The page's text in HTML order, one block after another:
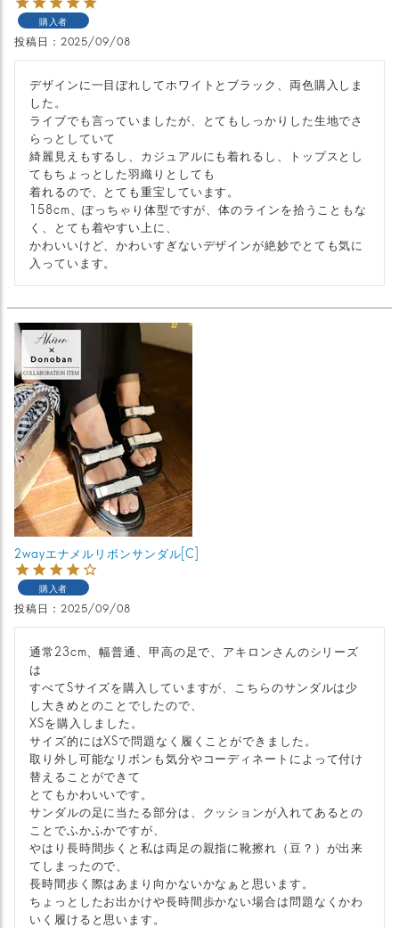
購入者
投稿日 2025/09/08
デザインに一目ぼれしてホワイトとブラック、両色購入しま
した。
ライブでも言っていましたが、とてもしっかりした生地でさ
らっとしていて
綺麗見えもするし、カジュアルにも着れるし、トップスとし
てもちょっとした羽織りとしても
着れるので、とても重宝しています。
158cm、ぽっちゃり体型ですが、体のラインを拾うこともな
く、とても着やすい上に、
かわいいけど、かわいすぎないデザインが絶妙でとても気に
入っています。
2wayエナメルリボンサンダル[C]
購入者
投稿日 2025/09/08
通常23cm、幅普通、甲高の足で、アキロンさんのシリーズ
は
すべてSサイズを購入していますが、こちらのサンダルは少
し大きめとのことでしたので、
XSを購入しました。
サイズ的にはXSで問題なく履くことができました。
取り外し可能なリボンも気分やコーディネートによって付け
替えることができて
とてもかわいいです。
サンダルの足に当たる部分は、クッションが入れてあるとの
ことでふかふかですが、
やはり長時間歩くと私は両足の親指に靴擦れ（豆？）が出来
てしまったので、
長時間歩く際はあまり向かないかなぁと思います。
ちょっとしたお出かけや長時間歩かない場合は問題なくかわ
いく履けると思います。